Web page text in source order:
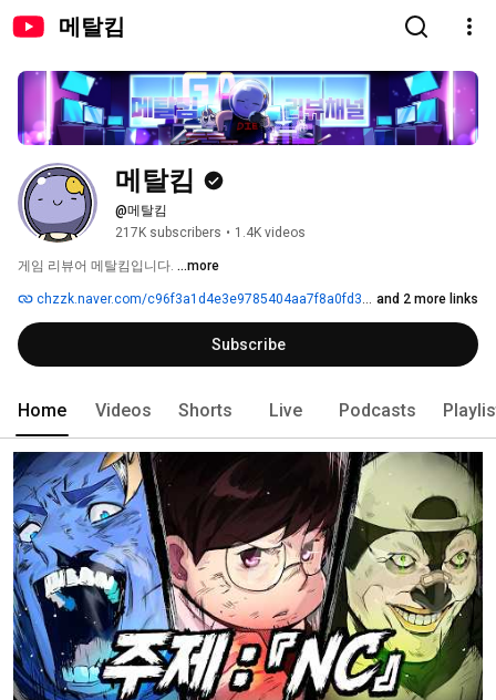
메탈킴
메탈킴
@메탈킴
217K subscribers • 1.4K videos
게임 리뷰어 메탈킴입니다. ...more
chzzk.naver.com/c96f3a1d4e3e9785404aa7f8a0fd313c and 2 more links
Subscribe
Home Videos Shorts Live Podcasts